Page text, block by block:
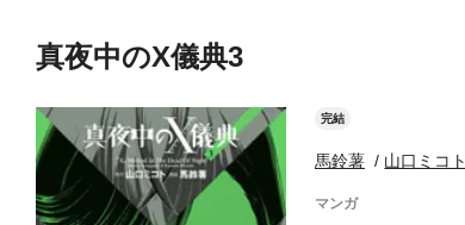
真夜中のX儀典3
完結
馬鈴薯 山口ミコト
マンガ